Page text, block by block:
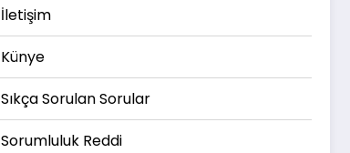
İletişim
Künye
Sıkça Sorulan Sorular
Sorumluluk Reddi